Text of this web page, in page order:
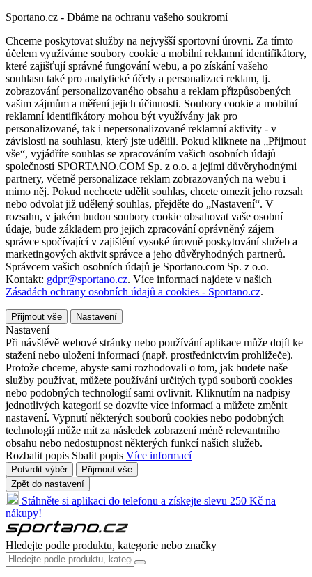
Sportano.cz - Dbáme na ochranu vašeho soukromí
Chceme poskytovat služby na nejvyšší sportovní úrovni. Za tímto
účelem využíváme soubory cookie a mobilní reklamní identifikátory,
které zajišťují správné fungování webu, a po získání vašeho
souhlasu také pro analytické účely a personalizaci reklam, tj.
zobrazování personalizovaného obsahu a reklam přizpůsobených
vašim zájmům a měření jejich účinnosti. Soubory cookie a mobilní
reklamní identifikátory mohou být využívány jak pro
personalizované, tak i nepersonalizované reklamní aktivity - v
závislosti na souhlasu, který jste udělili. Pokud kliknete na „Přijmout
vše“, vyjádříte souhlas se zpracováním vašich osobních údajů
společností SPORTANO.COM Sp. z o.o. a jejími důvěryhodnými
partnery, včetně personalizace reklam zobrazovaných na webu i
mimo něj. Pokud nechcete udělit souhlas, chcete omezit jeho rozsah
nebo odvolat již udělený souhlas, přejděte do „Nastavení“. V
rozsahu, v jakém budou soubory cookie obsahovat vaše osobní
údaje, bude základem pro jejich zpracování oprávněný zájem
správce spočívající v zajištění vysoké úrovně poskytování služeb a
marketingových aktivit správce a jeho důvěryhodných partnerů.
Správcem vašich osobních údajů je Sportano.com Sp. z o.o.
Kontakt: gdpr@sportano.cz. Více informací najdete v našich
Zásadách ochrany osobních údajů a cookies - Sportano.cz.
Přijmout vše Nastavení
Nastavení
Při návštěvě webové stránky nebo používání aplikace může dojít ke
stažení nebo uložení informací (např. prostřednictvím prohlížeče).
Protože chceme, abyste sami rozhodovali o tom, jak budete naše
služby používat, můžete používání určitých typů souborů cookies
nebo podobných technologií sami ovlivnit. Kliknutím na nadpisy
jednotlivých kategorií se dozvíte více informací a můžete změnit
nastavení. Vypnutí některých souborů cookies nebo podobných
technologií může mít za následek zobrazení méně relevantního
obsahu nebo nedostupnost některých funkcí našich služeb.
Rozbalit popis Sbalit popis Více informací
Potvrdit výběr
Přijmout vše
Zpět do nastavení
Stáhněte si aplikaci do telefonu a získejte slevu 250 Kč na
nákupy!
Hledejte podle produktu, kategorie nebo značky